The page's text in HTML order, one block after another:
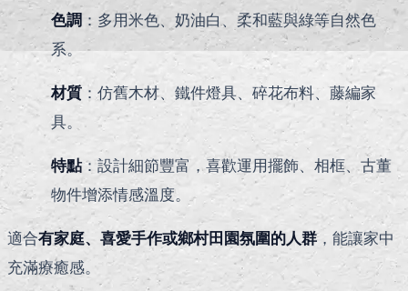
色調 ：多用米色、奶油白、柔和藍與綠等自然色
系。
材質 ：仿舊木材、鐵件燈具、碎花布料、藤編家
具。
特點：設計細節豐富，喜歡運用擺飾、相框、古董
物件增添情感溫度。
適合有家庭、喜愛手作或鄉村田園氛圍的人群，能讓家中
充滿療癒感。